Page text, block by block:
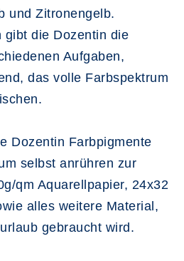
und Zitronengelb.
gibt die Dozentin die
Aufgaben,
das volle Farbspektrum
Dozentin Farbpigmente
selbst anrühren zur
qm Aquarellpapier, 24x32
alles weitere Material,
gebraucht wird.